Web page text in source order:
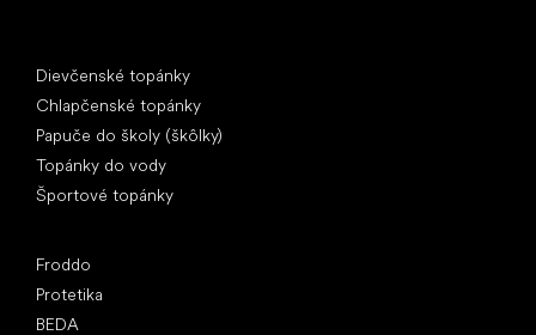
Dievčenské topánky
Chlapčenské topánky
Papuče do školy (škôlky)
Topánky do vody
Športové topánky
Froddo
Protetika
BEDA